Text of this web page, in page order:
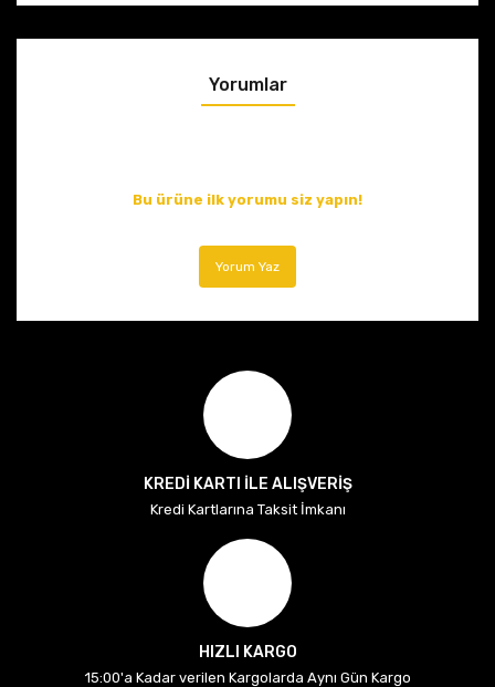
Yorumlar
Bu ürüne ilk yorumu siz yapın!
Yorum Yaz
KREDİ KARTI İLE ALIŞVERİŞ
Kredi Kartlarına Taksit İmkanı
HIZLI KARGO
15:00'a Kadar verilen Kargolarda Aynı Gün Kargo